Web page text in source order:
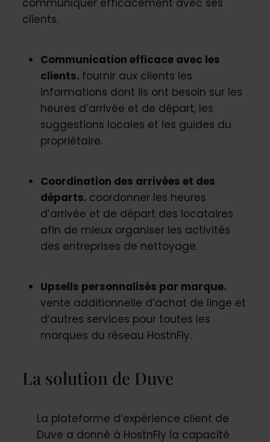
clients.
Communication efficace avec les
clients. fournir aux clients les
informations dont ils ont besoin sur les
heures d’arrivée et de départ, les
suggestions locales et les guides du
propriétaire.
Coordination des arrivées et des
départs. coordonner les heures
d’arrivée et de départ des locataires
afin de mieux organiser les activités
des entreprises de nettoyage.
Upsells personnalisés par marque.
vente additionnelle d’achat de linge et
d’autres services pour toutes les
marques du réseau HostnFly.
La solution de Duve
La plateforme d’expérience client de
Duve a donné à HostnFly la capacité